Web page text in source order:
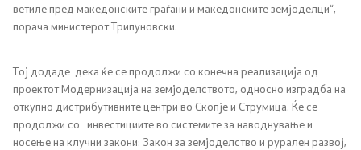
Регистри
Пријави проблем
Испит за фитофармација
ветиле пред македонските граѓани и македонските земјоделци“,
порача министерот Трипуновски.
Тој додаде дека ќе се продолжи со конечна реализација од
проектот Модернизација на земјоделството, односно изградба на
откупно дистрибутивните центри во Скопје и Струмица. Ќе се
продолжи со инвестициите во системите за наводнување и
носење на клучни закони: Закон за земјоделство и рурален развој,